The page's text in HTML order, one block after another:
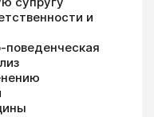
и
поведенческая